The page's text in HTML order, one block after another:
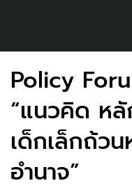
Policy
“แนวคิด ห
เด็กเล็กถ้วน
อำนาจ”